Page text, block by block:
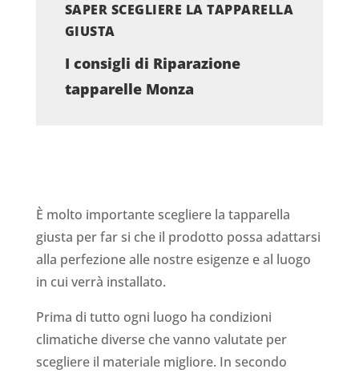
SAPER SCEGLIERE LA TAPPARELLA
GIUSTA
I consigli di Riparazione
tapparelle Monza
È molto importante scegliere la tapparella
giusta per far si che il prodotto possa adattarsi
alla perfezione alle nostre esigenze e al luogo
in cui verrà installato.
Prima di tutto ogni luogo ha condizioni
climatiche diverse che vanno valutate per
scegliere il materiale migliore. In secondo